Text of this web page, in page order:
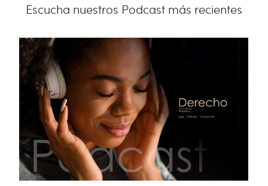
Escucha nuestros Podcast más recientes